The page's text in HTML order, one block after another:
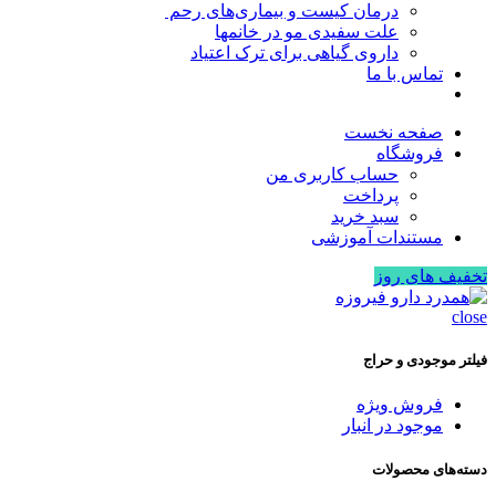
درمان کیست و بیماری‌های رحم
علت سفیدی مو در خانمها
داروی گیاهی برای ترک اعتیاد
تماس با ما
صفحه نخست
فروشگاه
حساب کاربری من
پرداخت
سبد خرید
مستندات آموزشی
تخفیف های روز
close
فیلتر موجودی و حراج
فروش ویژه
موجود در انبار
دسته‌های محصولات